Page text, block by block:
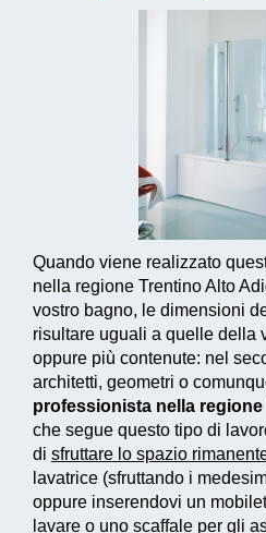
Quando viene realizzato
nella regione Trentino Alto
vostro bagno, le dimensioni
risultare uguali a quelle della
oppure più contenute: nel
architetti, geometri o
professionista nella
che segue questo tipo di
di sfruttare lo spazio
lavatrice (sfruttando i
oppure inserendovi un
lavare o uno scaffale per gli